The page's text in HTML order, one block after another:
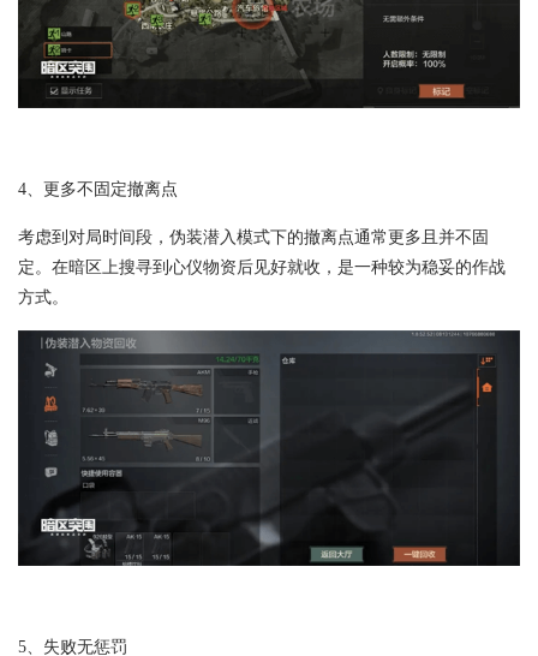
4、更多不固定撤离点
考虑到对局时间段，伪装潜入模式下的撤离点通常更多且并不固
定。在暗区上搜寻到心仪物资后见好就收，是一种较为稳妥的作战
方式。
5、失败无惩罚